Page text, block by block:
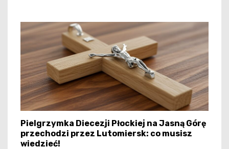
Pielgrzymka Diecezji Płockiej na Jasną Górę
przechodzi przez Lutomiersk: co musisz
wiedzieć!